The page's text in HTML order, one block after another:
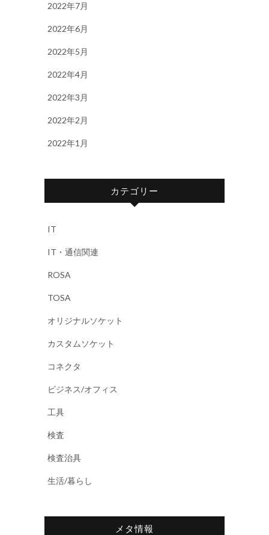
2022年7月
2022年6月
2022年5月
2022年4月
2022年3月
2022年2月
2022年1月
カテゴリー
IT
IT・通信関連
ROSA
TOSA
オリジナルソケット
カスタムソケット
コネクタ
ビジネス/オフィス
工具
検査
検査治具
生活/暮らし
メタ情報